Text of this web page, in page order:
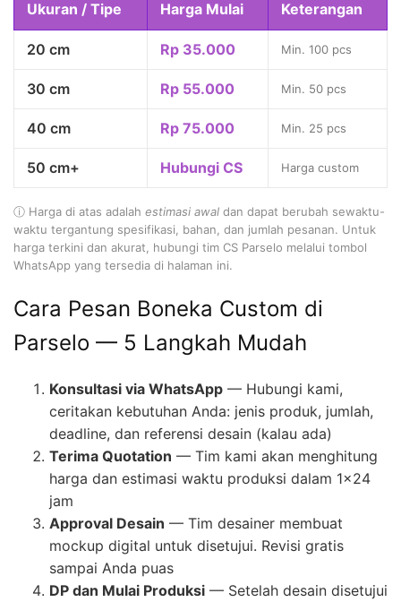
Ukuran / Tipe Harga Mulai Keterangan
20 cm Rp 35.000 Min. 100 pcs
30 cm Rp 55.000 Min. 50 pcs
40 cm Rp 75.000 Min. 25 pcs
50 cm+ Hubungi CS Harga custom
ⓘ Harga di atas adalah estimasi awal dan dapat berubah sewaktu-
waktu tergantung spesifikasi, bahan, dan jumlah pesanan. Untuk
harga terkini dan akurat, hubungi tim CS Parselo melalui tombol
WhatsApp yang tersedia di halaman ini.
Cara Pesan Boneka Custom di
Parselo — 5 Langkah Mudah
Konsultasi via WhatsApp — Hubungi kami,
ceritakan kebutuhan Anda: jenis produk, jumlah,
deadline, dan referensi desain (kalau ada)
Terima Quotation — Tim kami akan menghitung
harga dan estimasi waktu produksi dalam 1×24
jam
Approval Desain — Tim desainer membuat
mockup digital untuk disetujui. Revisi gratis
sampai Anda puas
DP dan Mulai Produksi — Setelah desain disetujui